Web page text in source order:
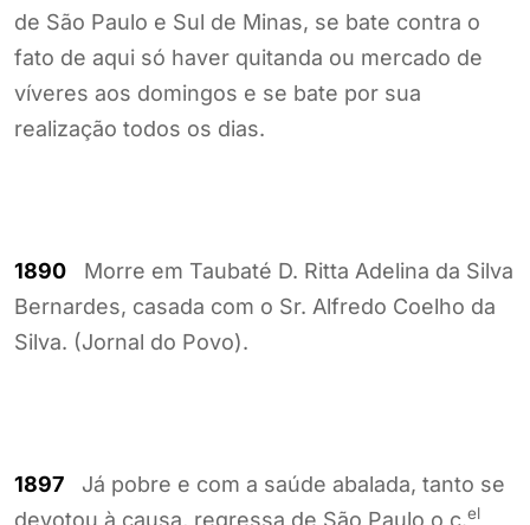
de São Paulo e Sul de Minas, se bate contra o
fato de aqui só haver quitanda ou mercado de
víveres aos domingos e se bate por sua
realização todos os dias.
1890 Morre em Taubaté D. Ritta Adelina da Silva
Bernardes, casada com o Sr. Alfredo Coelho da
Silva. (Jornal do Povo).
1897 Já pobre e com a saúde abalada, tanto se
devotou à causa, regressa de São Paulo o c.el